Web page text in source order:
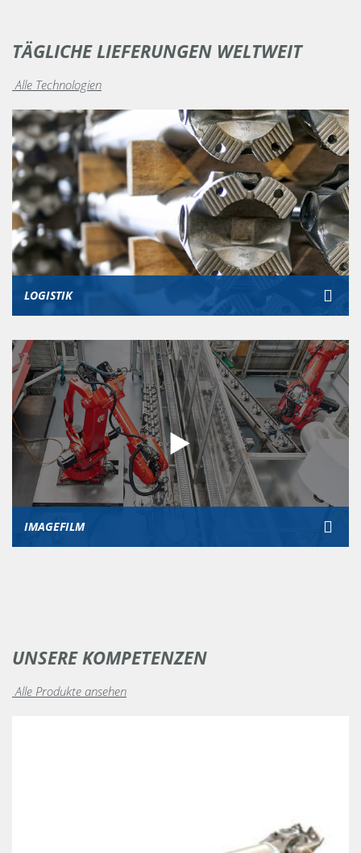
TÄGLICHE LIEFERUNGEN WELTWEIT
Alle Technologien
LOGISTIK
IMAGEFILM
UNSERE KOMPETENZEN
Alle Produkte ansehen